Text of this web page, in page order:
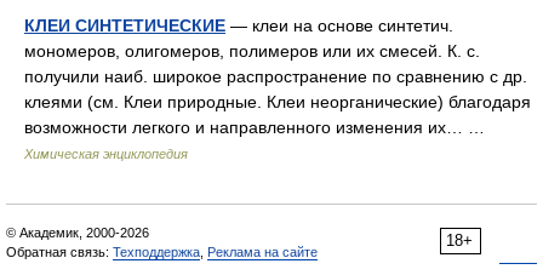
КЛЕИ СИНТЕТИЧЕСКИЕ — клеи на основе синтетич.
мономеров, олигомеров, полимеров или их смесей. К. с.
получили наиб. широкое распространение по сравнению с др.
клеями (см. Клеи природные. Клеи неорганические) благодаря
возможности легкого и направленного изменения их… …
Химическая энциклопедия
18+
© Академик, 2000-2026
Обратная связь: Техподдержка Реклама на сайте